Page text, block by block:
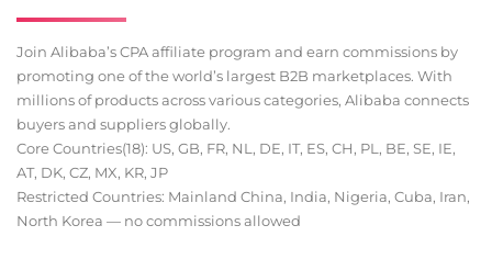
Join Alibaba’s CPA affiliate program and earn commissions by
promoting one of the world’s largest B2B marketplaces. With
millions of products across various categories, Alibaba connects
buyers and suppliers globally.
Core Countries(18): US, GB, FR, NL, DE, IT, ES, CH, PL, BE, SE, IE,
AT, DK, CZ, MX, KR, JP
Restricted Countries: Mainland China, India, Nigeria, Cuba, Iran,
North Korea — no commissions allowed